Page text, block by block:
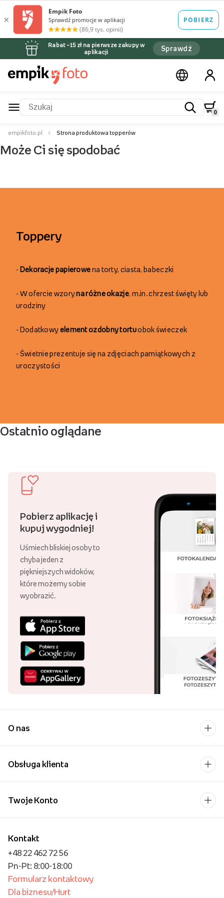
Rabat –15 zł na pierwsze zakupy w
aplikacji
Sprawdź
0
empikfoto.pl Strona produktowa topperów
Może Ci się spodobać
Toppery
- Dekoracje papierowe na torty, ciasta, babeczki
- W ofercie wzoryna różne okazje, m.in. chrzest święty lub
urodziny
- Dodatkowy element ozdobnytortuobok świeczek
- Świetnie prezentuje się na zdjęciach pamiątkowych z
uroczystości
Ostatnio oglądane
Pobierz aplikację i
kupuj wygodniej!
Uśmiech bliskiej osoby to
chyba jeden z
piękniejszych widoków,
które możemy sobie
wyobrazić.
O nas
Obsługa klienta
Kontakt
+48 22 462 72 56
Pn-Pt: 8:00-18:00
Formularz kontaktowy
Dla biznesu/Hurt
Twoje Konto